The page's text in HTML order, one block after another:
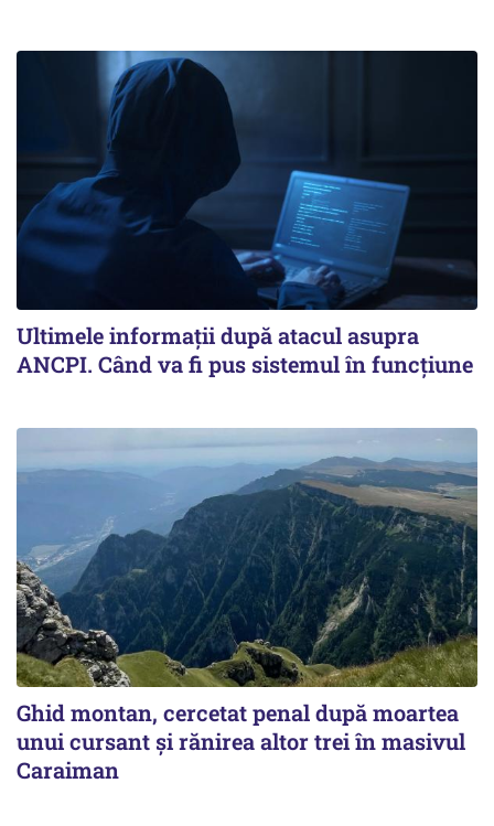
Ultimele informații după atacul asupra
ANCPI. Când va fi pus sistemul în funcțiune
Ghid montan, cercetat penal după moartea
unui cursant și rănirea altor trei în masivul
Caraiman